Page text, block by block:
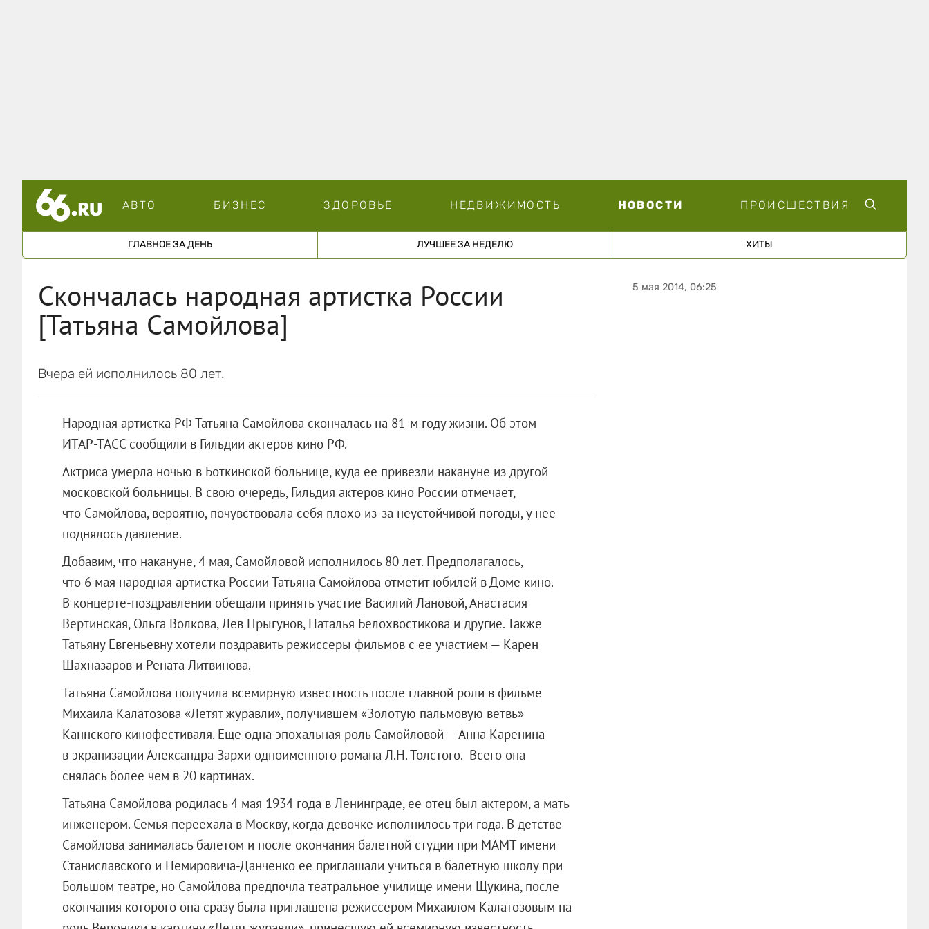
АВТО БИЗНЕС ЗДОРОВЬЕ НЕДВИЖИМОСТЬ НОВОСТИ ПРОИСШЕСТВИЯ
ГЛАВНОЕ ЗА ДЕНЬ ЛУЧШЕЕ ЗА НЕДЕЛЮ ХИТЫ
Скончалась народная артистка России
[Татьяна Самойлова]
Вчера ей исполнилось 80 лет.
Народная артистка РФ Татьяна Самойлова скончалась на 81-м году жизни. Об этом
ИТАР-ТАСС сообщили в Гильдии актеров кино РФ.
Актриса умерла ночью в Боткинской больнице, куда ее привезли накануне из другой
московской больницы. В свою очередь, Гильдия актеров кино России отмечает,
что Самойлова, вероятно, почувствовала себя плохо из-за неустойчивой погоды, у нее
поднялось давление.
Добавим, что накануне, 4 мая, Самойловой исполнилось 80 лет. Предполагалось,
что 6 мая народная артистка России Татьяна Самойлова отметит юбилей в Доме кино.
В концерте-поздравлении обещали принять участие Василий Лановой, Анастасия
Вертинская, Ольга Волкова, Лев Прыгунов, Наталья Белохвостикова и другие. Также
Татьяну Евгеньевну хотели поздравить режиссеры фильмов с ее участием — Карен
Шахназаров и Рената Литвинова.
Татьяна Самойлова получила всемирную известность после главной роли в фильме
Михаила Калатозова «Летят журавли», получившем «Золотую пальмовую ветвь»
Каннского кинофестиваля. Еще одна эпохальная роль Самойловой — Анна Каренина
в экранизации Александра Зархи одноименного романа Л.Н. Толстого. Всего она
снялась более чем в 20 картинах.
Татьяна Самойлова родилась 4 мая 1934 года в Ленинграде, ее отец был актером, а мать
инженером. Семья переехала в Москву, когда девочке исполнилось три года. В детстве
Самойлова занималась балетом и после окончания балетной студии при МАМТ имени
Станиславского и Немировича-Данченко ее приглашали учиться в балетную школу при
Большом театре, но Самойлова предпочла театральное училище имени Щукина, после
окончания которого она сразу была приглашена режиссером Михаилом Калатозовым на
5 мая 2014, 06:25